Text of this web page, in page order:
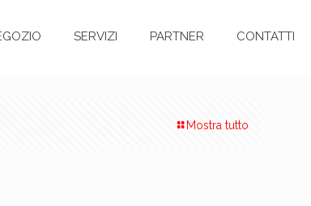
SERVIZI PARTNER CONTATTI
Mostra tutto